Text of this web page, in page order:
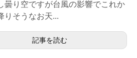
曇り空ですが台風の影響でこれか
りそうなお天...
記事を読む